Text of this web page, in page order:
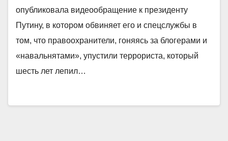
опубликовала видеообращение к президенту
Путину, в котором обвиняет его и спецслужбы в
том, что правоохранители, гоняясь за блогерами и
«навальнятами», упустили террориста, который
шесть лет лепил…